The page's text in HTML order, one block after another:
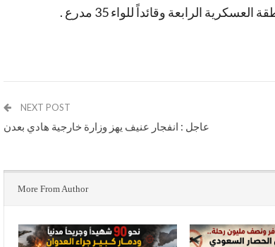
الرابعة وقائداً للواء 35 مدرع .
NEXT POST
عاجل : انفجار عنيف يهز وزارة خارجية هادي بعدن
More From Author